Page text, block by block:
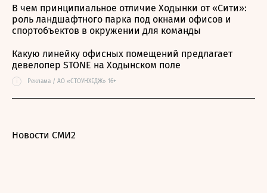
В чем принципиальное отличие Ходынки от «Сити»:
роль ландшафтного парка под окнами офисов и
спортобъектов в окружении для команды
Какую линейку офисных помещений предлагает
девелопер STONE на Ходынском поле
i Реклама / АО «СТОУНХЕДЖ» 16+
Новости СМИ2